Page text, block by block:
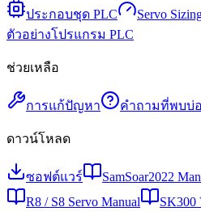
ประกอบชุด PLC Servo
ตัวอย่างโปรแกรม PLC
ช่วยเหลือ
การแก้ปัญหา คำถามที่พบบ่
ดาวน์โหลด
ซอฟต์แวร์ SamSoar2022
R8 / S8 Servo Manual
SK300